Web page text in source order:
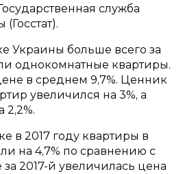
Государственная служба
Украины больше всего за
однокомнатные квартиры.
в среднем 9,7%. Ценник
увеличился на 3%, а
2,2%.
в 2017 году квартиры в
на 4,7% по сравнению с
2017-й увеличилась цена